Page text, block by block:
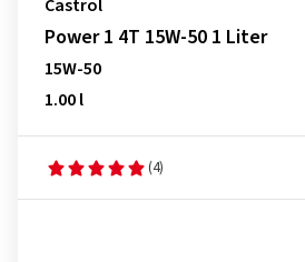
Castrol
Power 1 4T 15W-50 1 Liter
15W-50
1.00 l
(4)